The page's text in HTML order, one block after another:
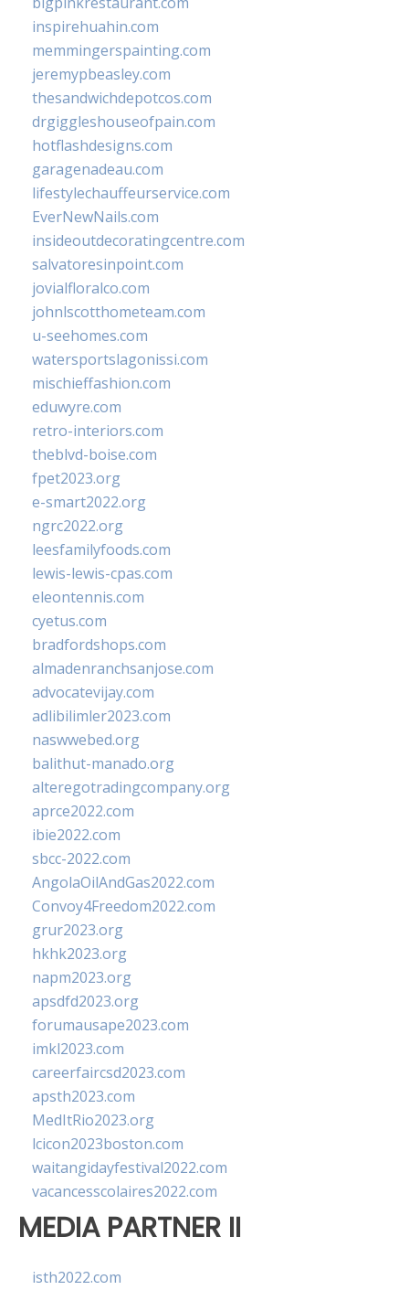
inspirehuahin.com
memmingerspainting.com
jeremypbeasley.com
thesandwichdepotcos.com
drgiggleshouseofpain.com
hotflashdesigns.com
garagenadeau.com
lifestylechauffeurservice.com
EverNewNails.com
insideoutdecoratingcentre.com
salvatoresinpoint.com
jovialfloralco.com
johnlscotthometeam.com
u-seehomes.com
watersportslagonissi.com
mischieffashion.com
eduwyre.com
retro-interiors.com
theblvd-boise.com
fpet2023.org
e-smart2022.org
ngrc2022.org
leesfamilyfoods.com
lewis-lewis-cpas.com
eleontennis.com
cyetus.com
bradfordshops.com
almadenranchsanjose.com
advocatevijay.com
adlibilimler2023.com
naswwebed.org
balithut-manado.org
alteregotradingcompany.org
aprce2022.com
ibie2022.com
sbcc-2022.com
AngolaOilAndGas2022.com
Convoy4Freedom2022.com
grur2023.org
hkhk2023.org
napm2023.org
apsdfd2023.org
forumausape2023.com
imkl2023.com
careerfaircsd2023.com
apsth2023.com
MedItRio2023.org
lcicon2023boston.com
waitangidayfestival2022.com
vacancesscolaires2022.com
MEDIA PARTNER II
isth2022.com